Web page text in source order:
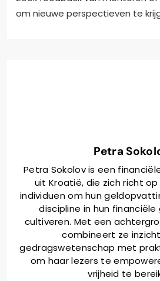
om nieuwe perspectieven te
Petra
Petra Sokolov is een
uit Kroatië, die zich richt
individuen om hun
discipline in hun
cultiveren. Met een
combineert ze
gedragswetenschap met
om haar lezers te
vrijheid te